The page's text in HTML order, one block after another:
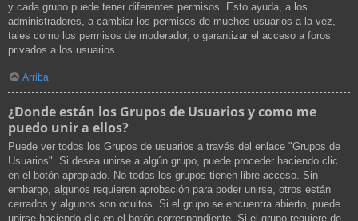
y cada grupo puede tener diferentes permisos. Esto ayuda, a los
administradores, a cambiar los permisos de muchos usuarios a la vez,
tales como los permisos de moderador, o garantizar el acceso a foros
privados a los usuarios.
Arriba
¿Donde están los Grupos de Usuarios y como me
puedo unir a ellos?
Puede ver todos los Grupos de usuarios a través del enlace "Grupos de
Usuarios". Si desea unirse a algún grupo, puede proceder haciendo clic
en el botón apropiado. No todos los grupos tienen libre acceso. Sin
embargo, algunos requieren aprobación para poder unirse, otros están
cerrados y algunos son ocultos. Si el grupo se encuentra abierto, puede
unirse haciendo clic en el botón correspondiente. Si el grupo requiere de